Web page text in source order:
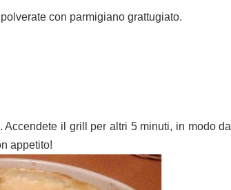
con parmigiano grattugiato.
Accendete il grill per altri 5 minuti, in modo da
appetito!